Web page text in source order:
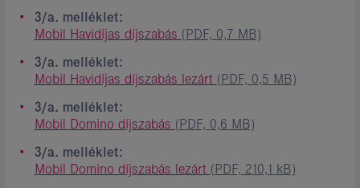
3/a. melléklet:
Mobil Havidíjas díjszabás (PDF, 0,7 MB)
3/a. melléklet:
Mobil Havidíjas díjszabás lezárt (PDF, 0,5 MB)
3/a. melléklet:
Mobil Domino díjszabás (PDF, 0,6 MB)
3/a. melléklet:
Mobil Domino díjszabás lezárt (PDF, 210,1 kB)